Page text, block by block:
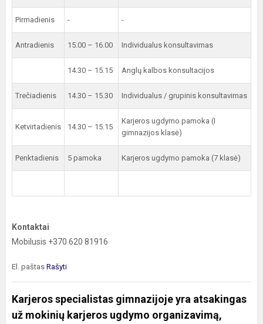
Pirmadienis - -
Antradienis 15.00 – 16.00 Individualus konsultavimas
14.30 – 15.15 Anglų kalbos konsultacijos
Trečiadienis 14.30 – 15.30 Individualus / grupinis konsultavimas
Ketvirtadienis 14.30 – 15.15
Karjeros ugdymo pamoka (I
gimnazijos klasė)
Penktadienis 5 pamoka Karjeros ugdymo pamoka (7 klasė)
Kontaktai
Mobilusis +370 620 81916
El. paštas Rašyti
Karjeros specialistas gimnazijoje yra atsakingas
už mokinių karjeros ugdymo organizavimą,